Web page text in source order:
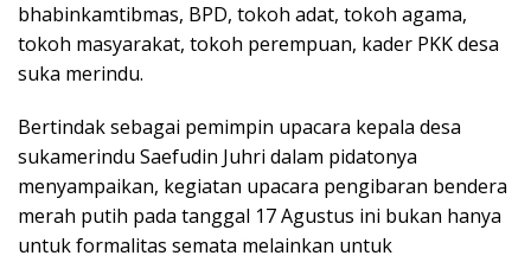
bhabinkamtibmas, BPD, tokoh adat, tokoh agama,
tokoh masyarakat, tokoh perempuan, kader PKK desa
suka merindu.
Bertindak sebagai pemimpin upacara kepala desa
sukamerindu Saefudin Juhri dalam pidatonya
menyampaikan, kegiatan upacara pengibaran bendera
merah putih pada tanggal 17 Agustus ini bukan hanya
untuk formalitas semata melainkan untuk